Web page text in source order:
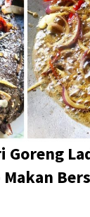
Goreng